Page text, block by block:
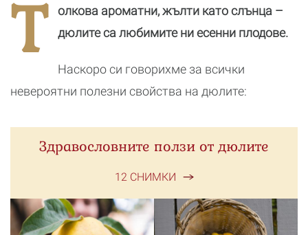
Т
олкова ароматни, жълти като слънца –
дюлите са любимите ни есенни плодове.
Наскоро си говорихме за всички
невероятни полезни свойства на дюлите:
Здравословните ползи от дюлите
12 СНИМКИ